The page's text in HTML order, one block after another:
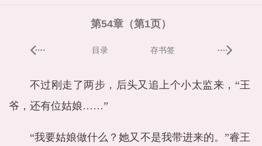
第54章（第1页）
目录 存书签
不过刚走了两步，后头又追上个小太监来，“王
爷，还有位姑娘……”
“我要姑娘做什么？她又不是我带进来的。”睿王